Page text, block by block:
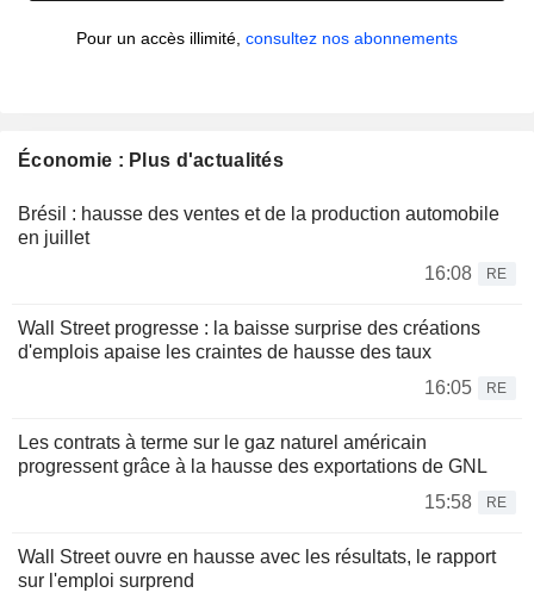
Pour un accès illimité, consultez nos abonnements
Économie : Plus d'actualités
Brésil : hausse des ventes et de la production automobile
en juillet
16:08
RE
Wall Street progresse : la baisse surprise des créations
d'emplois apaise les craintes de hausse des taux
16:05
RE
Les contrats à terme sur le gaz naturel américain
progressent grâce à la hausse des exportations de GNL
15:58
RE
Wall Street ouvre en hausse avec les résultats, le rapport
sur l'emploi surprend